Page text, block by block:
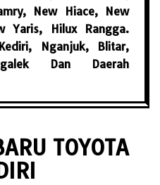
New Hiace, New
Yaris, Hilux Rangga.
Nganjuk, Blitar,
Dan Daerah
TOYOTA